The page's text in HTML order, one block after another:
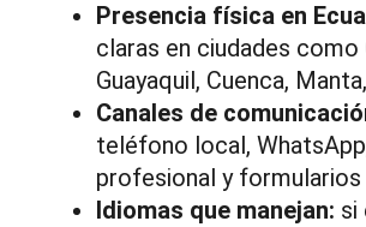
Presencia física en
claras en ciudades como
Guayaquil, Cuenca,
Canales de
teléfono local,
profesional y
Idiomas que manejan: si